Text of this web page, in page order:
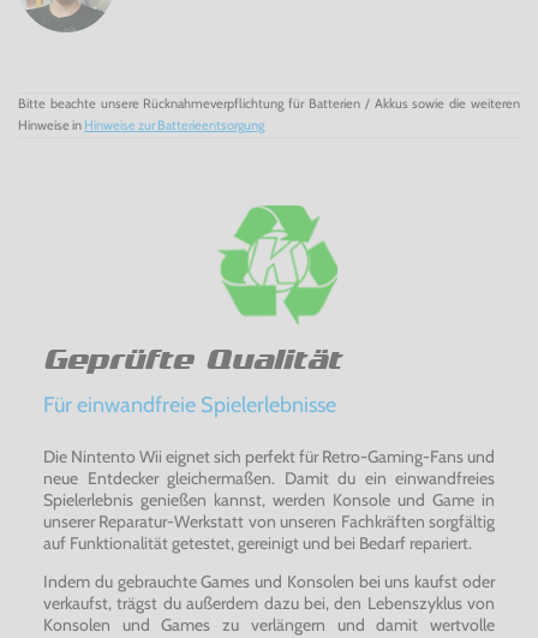
Bitte beachte unsere Rücknahmeverpflichtung für Batterien / Akkus sowie die weiteren
Hinweise in Hinweise zur Batterieentsorgung
Geprüfte Qualität
Für einwandfreie Spielerlebnisse
Die Nintento Wii eignet sich perfekt für Retro-Gaming-Fans und
neue Entdecker gleichermaßen. Damit du ein einwandfreies
Spielerlebnis genießen kannst, werden Konsole und Game in
unserer Reparatur-Werkstatt von unseren Fachkräften sorgfältig
auf Funktionalität getestet, gereinigt und bei Bedarf repariert.
Indem du gebrauchte Games und Konsolen bei uns kaufst oder
verkaufst, trägst du außerdem dazu bei, den Lebenszyklus von
Konsolen und Games zu verlängern und damit wertvolle